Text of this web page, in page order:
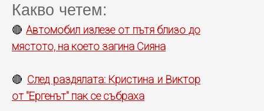
Какво четем:
🔴Автомобил излезе от пътя близо до
мястото, на което загина Сияна
🔴 След раздялата: Кристина и Виктор
от "Ергенът" пак се събраха